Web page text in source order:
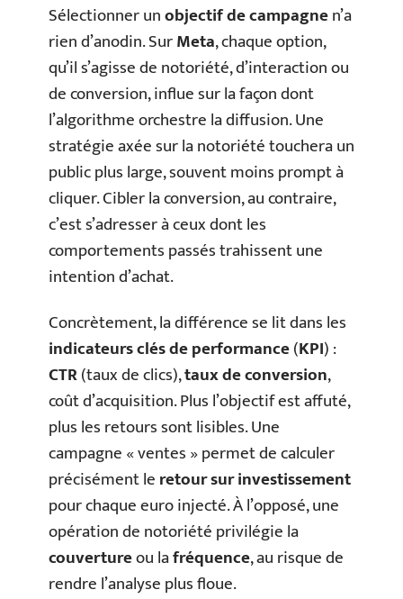
Sélectionner unobjectif de campagnen’a
rien d’anodin. SurMeta, chaque option,
qu’il s’agisse de notoriété, d’interaction ou
de conversion, influe sur la façon dont
l’algorithme orchestre la diffusion. Une
stratégie axée sur la notoriété touchera un
public plus large, souvent moins prompt à
cliquer. Cibler la conversion, au contraire,
c’est s’adresser à ceux dont les
comportements passés trahissent une
intention d’achat.
Concrètement, la différence se lit dans les
indicateurs clés de performance(KPI) :
CTR(taux de clics),taux de conversion,
coût d’acquisition. Plus l’objectif est affuté,
plus les retours sont lisibles. Une
campagne « ventes » permet de calculer
précisément leretour sur investissement
pour chaque euro injecté. À l’opposé, une
opération de notoriété privilégie la
couvertureou lafréquence, au risque de
rendre l’analyse plus floue.